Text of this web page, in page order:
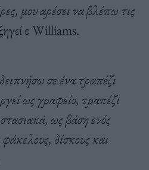
μου αρέσει να βλέπω τις
ο Williams.
σε ένα τραπέζι
ως γραφείο, τραπέζι
ως βάση ενός
δίσκους και